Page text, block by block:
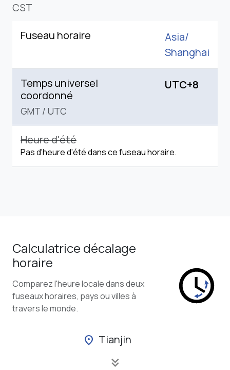
CST
Fuseau horaire
Asia/
Shanghai
Temps universel
coordonné
GMT / UTC
UTC+8
Heure d'été
Pas d'heure d'été dans ce fuseau horaire.
Calculatrice décalage
horaire
Comparez l'heure locale dans deux
fuseaux horaires, pays ou villes à
travers le monde.
location_on Tianjin
keyboard_double_arrow_down